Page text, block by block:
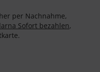
per Nachnahme,
Sofort bezahlen,